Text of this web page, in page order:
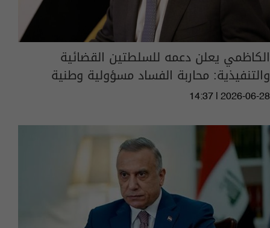
الكاظمي يعلن دعمه للسلطتين القضائية
والتنفيذية: محاربة الفساد مسؤولية وطنية
14:37 | 2026-06-28